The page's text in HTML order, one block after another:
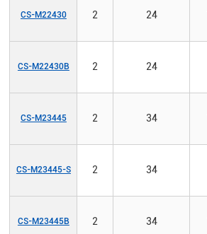
CS-M22430 2 24
CS-M22430B 2 24
CS-M23445 2 34
CS-M23445-S 2 34
CS-M23445B 2 34